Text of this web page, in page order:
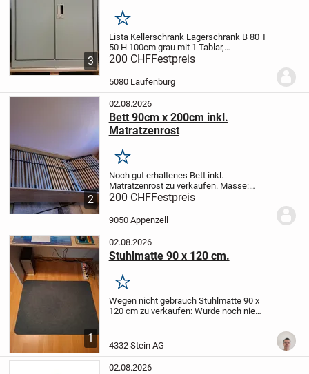
3
Merken
Lista Kellerschrank Lagerschrank B 80 T
50 H 100cm grau mit 1 Tablar,
abschliessbar, Tablartraglast 80kg die
Schränke weisen Gebrauchspuren auf,
alle Schränke sind auf Ihre
funktionstüchtigkeit...
200 CHFFestpreis
5080 Laufenburg
2
02.08.2026
Bett 90cm x 200cm inkl.
Matratzenrost
Merken
Noch gut erhaltenes Bett inkl.
Matratzenrost zu verkaufen. Masse:
90cm x 200cm. Abzuholen in Appenzell.
200 CHFFestpreis
9050 Appenzell
1
02.08.2026
Stuhlmatte 90 x 120 cm.
Merken
Wegen nicht gebrauch Stuhlmatte 90 x
120 cm zu verkaufen: Wurde noch nie
4332 Stein AG
02.08.2026